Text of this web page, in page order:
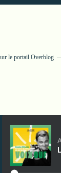
le portail Overblog